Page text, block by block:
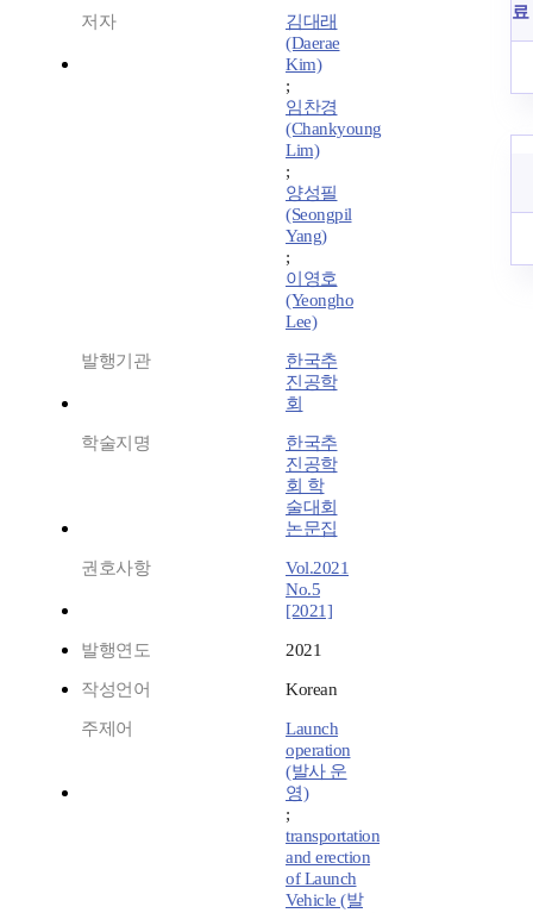
저자
김대래
(Daerae
Kim)
;
임찬경
(Chankyoung
Lim)
;
양성필
(Seongpil
Yang)
;
이영호
(Yeongho
Lee)
발행기관
한국추
진공학
회
학술지명
한국추
진공학
회 학
술대회
논문집
권호사항
Vol.2021
No.5
[2021]
발행연도 2021
작성언어 Korean
주제어
Launch
operation
(발사 운
영)
;
transportation
and erection
of Launch
Vehicle (발
료